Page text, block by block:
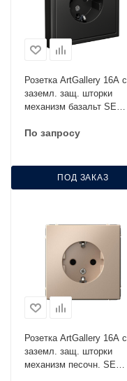
Розетка ArtGallery 16А с
заземл. защ. шторки
механизм базальт SE
По запросу
ПОД ЗАКАЗ
Розетка ArtGallery 16А с
заземл. защ. шторки
механизм песочн. SE